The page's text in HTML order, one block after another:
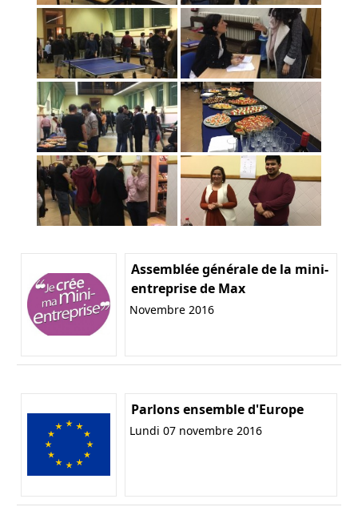
Assemblée générale de la mini-
entreprise de Max
Novembre 2016
Parlons ensemble d'Europe
Lundi 07 novembre 2016